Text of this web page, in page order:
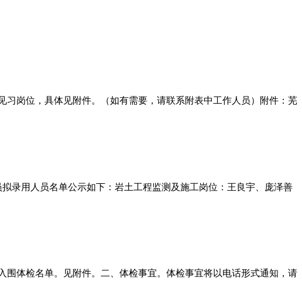
岗位，具体见附件。（如有需要，请联系附表中工作人员）附件：芜
录用人员名单公示如下：岩土工程监测及施工岗位：王良宇、庞泽善
体检名单。见附件。二、体检事宜。体检事宜将以电话形式通知，请